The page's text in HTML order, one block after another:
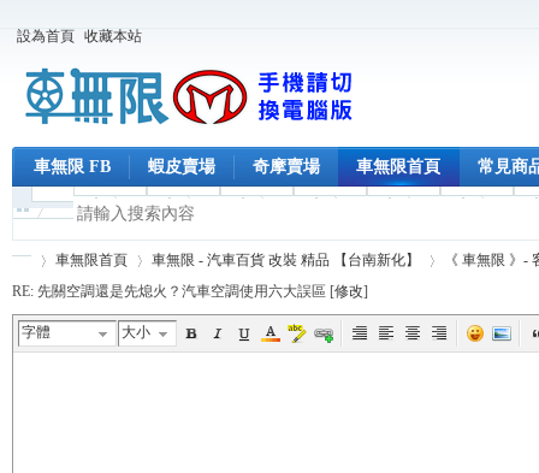
設為首頁 收藏本站
車無限 FB 蝦皮賣場 奇摩賣場 車無限首頁 常見商
車無限首頁 車無限 - 汽車百貨 改裝 精品 【台南新化】
《 車無限 》-
RE: 先關空調還是先熄火？汽車空調使用六大誤區 [修改]
字體 大小